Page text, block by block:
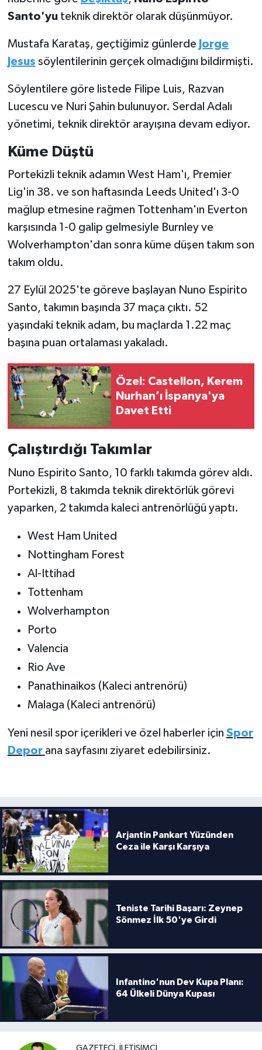
Santo'yuteknik direktör olarak düşünmüyor.
Mustafa Karataş, geçtiğimiz günlerde Jorge
Jesus söylentilerinin gerçek olmadığını bildirmişti.
Söylentilere göre listede Filipe Luis, Razvan
Lucescu ve Nuri Şahin bulunuyor. Serdal Adalı
yönetimi, teknik direktör arayışına devam ediyor.
Küme Düştü
Portekizli teknik adamın West Ham'ı, Premier
Lig'in 38. ve son haftasında Leeds United'ı 3-0
mağlup etmesine rağmen Tottenham'ın Everton
karşısında 1-0 galip gelmesiyle Burnley ve
Wolverhampton'dan sonra küme düşen takım son
takım oldu.
27 Eylül 2025'te göreve başlayan Nuno Espirito
Santo, takımın başında 37 maça çıktı. 52
yaşındaki teknik adam, bu maçlarda 1.22 maç
başına puan ortalaması yakaladı.
Özel: Castellon, Kerem
Nurhan’ı İspanya'ya
Davet Etti
Çalıştırdığı Takımlar
Nuno Espirito Santo, 10 farklı takımda görev aldı.
Portekizli, 8 takımda teknik direktörlük görevi
yaparken, 2 takımda kaleci antrenörlüğü yaptı.
West Ham United
Nottingham Forest
Al-Ittihad
Tottenham
Wolverhampton
Porto
Valencia
Rio Ave
Panathinaikos (Kaleci antrenörü)
Malaga (Kaleci antrenörü)
Yeni nesil spor içerikleri ve özel haberler için Spor
Depor ana sayfasını ziyaret edebilirsiniz.
Arjantin Pankart Yüzünden
Ceza ile Karşı Karşıya
Teniste Tarihi Başarı: Zeynep
Sönmez İlk 50'ye Girdi
Infantino'nun Dev Kupa Planı:
64 Ülkeli Dünya Kupası
GAZETECI, İLETIŞIMCI
Kadınlar Basketbol Ligi
Diğer Basketbol Ligleri
Atletizm
Hentbol
At Yarışı
Boks
Güreş
Halter
Su Sporları
Diğer Spor Dalları
Futbolcular